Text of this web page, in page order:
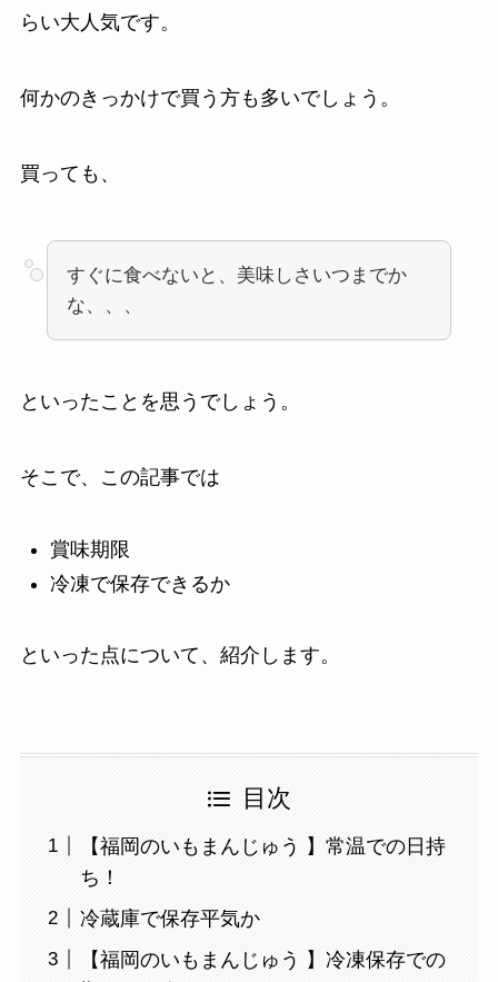
らい大人気です。
何かのきっかけで買う方も多いでしょう。
買っても、
すぐに食べないと、美味しさいつまでか
な、、、
といったことを思うでしょう。
そこで、この記事では
賞味期限
冷凍で保存できるか
といった点について、紹介します。
目次
【福岡のいもまんじゅう 】常温での日持
ち！
冷蔵庫で保存平気か
【福岡のいもまんじゅう 】冷凍保存での